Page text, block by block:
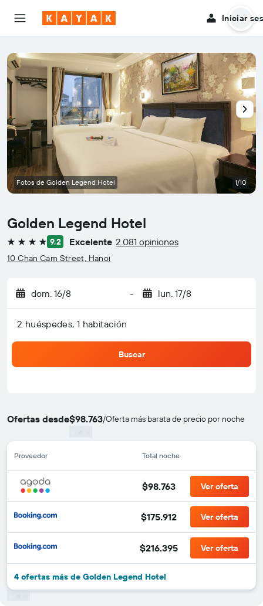
Iniciar
Golden Legend Hotel
4 estrellas9,2 Excelente 2.081 opiniones
10 Chan Cam Street, Hanoi
dom. 16/8 - lun. 17/8
2 huéspedes, 1 habitación
Buscar
Ofertas desde$98.763/Oferta más barata de precio por noche
Proveedor Total noche
$98.763 Ver oferta
$175.912 Ver oferta
$216.395 Ver oferta
4 ofertas más de Golden Legend Hotel
Fotos de Golden Legend Hotel 1/10